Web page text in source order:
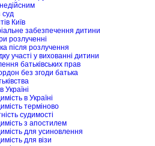
суд
Київ
забезпечення дитини
розлученні
після розлучення
участі у вихованні дитини
батьківських прав
без згоди батька
Україні
в Україні
терміново
судимості
з апостилем
для усиновлення
для візи